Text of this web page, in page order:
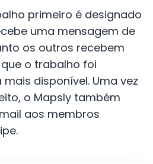
primeiro é designado
uma mensagem de
os outros recebem
o trabalho foi
disponível. Uma vez
o Mapsly também
aos membros